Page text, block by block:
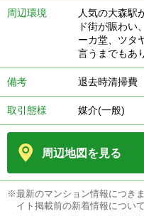
周辺環境
人気の大森駅
ド街が賑わい
ーカ堂、ツタ
言うまでもあ
備考 退去時清掃費
取引態様 媒介(一般)
周辺地図を見る
※最新のマンション情報につき
イト掲載前の新着情報につい